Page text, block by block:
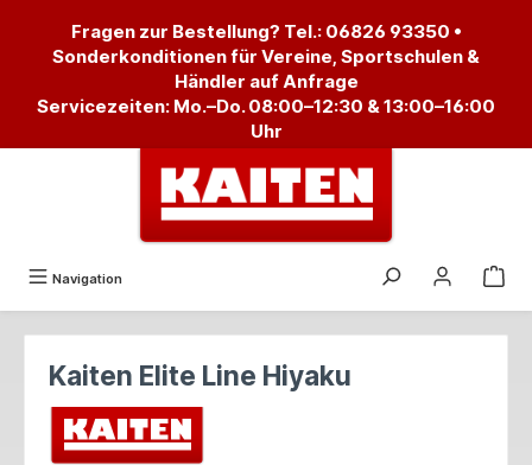
Fragen zur Bestellung? Tel.: 06826 93350 •
Sonderkonditionen für Vereine, Sportschulen &
Händler auf Anfrage
Servicezeiten: Mo.–Do. 08:00–12:30 & 13:00–16:00
Uhr
Navigation
Kaiten Elite Line Hiyaku